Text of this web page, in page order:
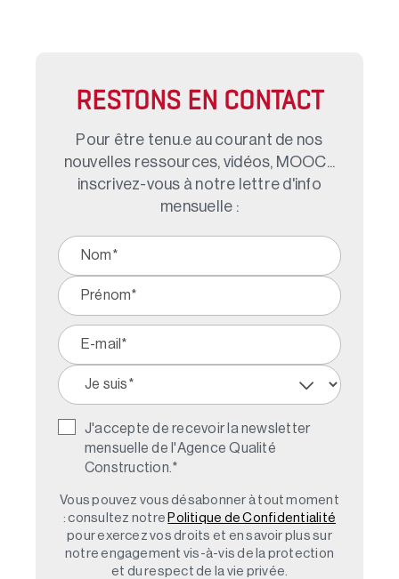
RESTONS EN CONTACT
Pour être tenu.e au courant de nos
nouvelles ressources, vidéos, MOOC...
inscrivez-vous à notre lettre d'info
mensuelle :
J'accepte de recevoir la newsletter
mensuelle de l'Agence Qualité
Construction. *
Vous pouvez vous désabonner à tout moment
: consultez notre Politique de Confidentialité
pour exercez vos droits et en savoir plus sur
notre engagement vis-à-vis de la protection
et du respect de la vie privée.